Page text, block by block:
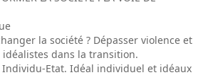
la société ? Dépasser violence et
dans la transition.
Individu-Etat. Idéal individuel et idéaux